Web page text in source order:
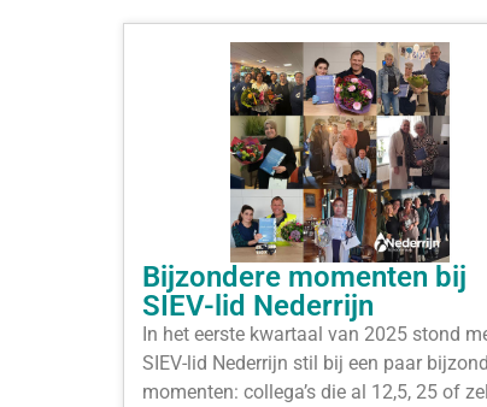
Bijzondere momenten bij
SIEV-lid Nederrijn
In het eerste kwartaal van 2025 stond
SIEV-lid Nederrijn stil bij een paar
momenten: collega’s die al 12,5, 25 of